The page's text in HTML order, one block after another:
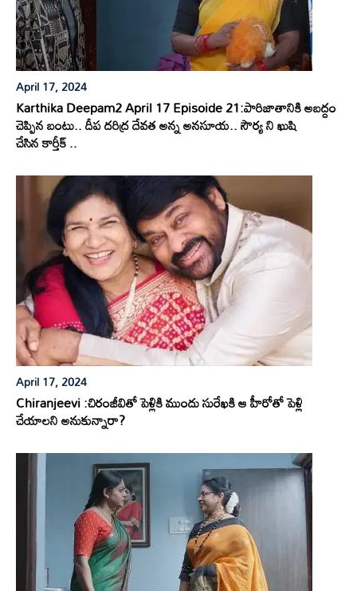
April 17, 2024
Karthika Deepam2 April 17 Episoide 21:పారిజాతానికి అబద్దం
చెప్పిన బంటు.. దీప దరిద్ర దేవత అన్న అనసూయ.. సౌర్య ని ఖుషి
చేసిన కార్తీక్ ..
April 17, 2024
Chiranjeevi :చిరంజీవితో పెళ్లికి ముందు సురేఖకి ఆ హీరోతో పెళ్లి
చేయాలని అనుకున్నారా?